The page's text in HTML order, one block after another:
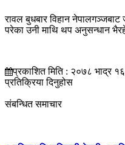
रावल बुधबार विहान
परेका उनी माथि थप अनुसन्धान
प्रकाशित मिति : २०७८ भाद्र
प्रतिक्रिया दिनुहोस
संबन्धित समाचार